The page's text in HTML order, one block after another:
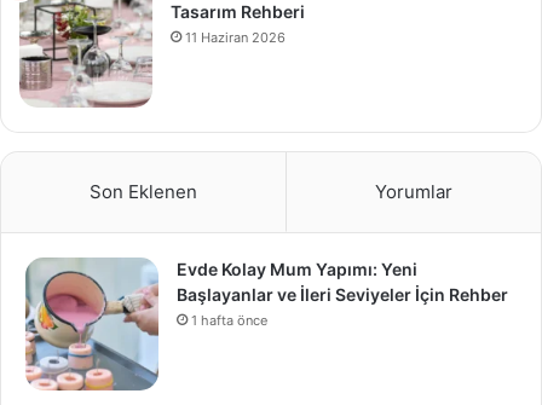
Tasarım Rehberi
11 Haziran 2026
Son Eklenen Yorumlar
Evde Kolay Mum Yapımı: Yeni
Başlayanlar ve İleri Seviyeler İçin Rehber
1 hafta önce